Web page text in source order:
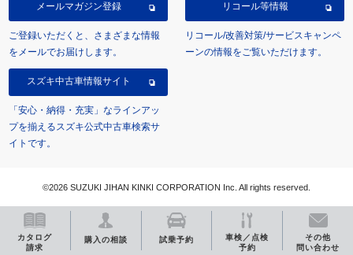
カタログ
請求
購入の相談 試乗予約
車検／点検
予約
その他
問い合わせ
メールマガジン登録
ご登録いただくと、さまざまな情報
をメールでお届けします。
リコール等情報
リコール/改善対策/サービスキャンペ
ーンの情報をご覧いただけます。
スズキ中古車情報サイト
「安心・納得・充実」なラインアッ
プを揃えるスズキ公式中古車検索サ
イトです。
©2026 SUZUKI JIHAN KINKI CORPORATION Inc. All rights reserved.